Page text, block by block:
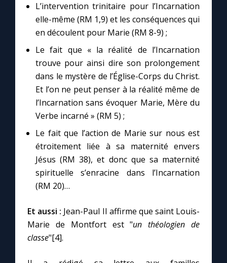
L’intervention trinitaire pour l’Incarnation
elle-même (RM 1,9) et les conséquences qui
en découlent pour Marie (RM 8-9) ;
Le fait que « la réalité de l’Incarnation
trouve pour ainsi dire son prolongement
dans le mystère de l’Église-Corps du Christ.
Et l’on ne peut penser à la réalité même de
l’Incarnation sans évoquer Marie, Mère du
Verbe incarné » (RM 5) ;
Le fait que l’action de Marie sur nous est
étroitement liée à sa maternité envers
Jésus (RM 38), et donc que sa maternité
spirituelle s’enracine dans l’Incarnation
(RM 20)…
Et aussi : Jean-Paul II affirme que saint Louis-
Marie de Montfort est "un théologien de
classe"[4].